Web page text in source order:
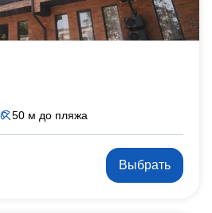
50 м до пляжа
Выбрать